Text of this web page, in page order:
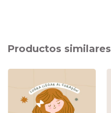
Productos similares